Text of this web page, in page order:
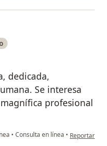
dedicada,
Se interesa
profesional
• Consulta en línea • en opinión
Reportar